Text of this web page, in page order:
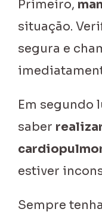
Primeiro,
situação.
segura e
Em segundo
saber
estiver
Sempre